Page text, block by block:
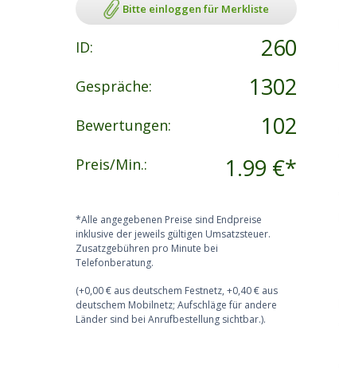
Bitte einloggen für Merkliste
ID: 260
Gespräche: 1302
Bewertungen: 102
Preis/Min.: 1.99 €*
*Alle angegebenen Preise sind Endpreise
inklusive der jeweils gültigen Umsatzsteuer.
Zusatzgebühren pro Minute bei
Telefonberatung.
(+0,00 € aus deutschem Festnetz, +0,40 € aus
deutschem Mobilnetz; Aufschläge für andere
Länder sind bei Anrufbestellung sichtbar.).